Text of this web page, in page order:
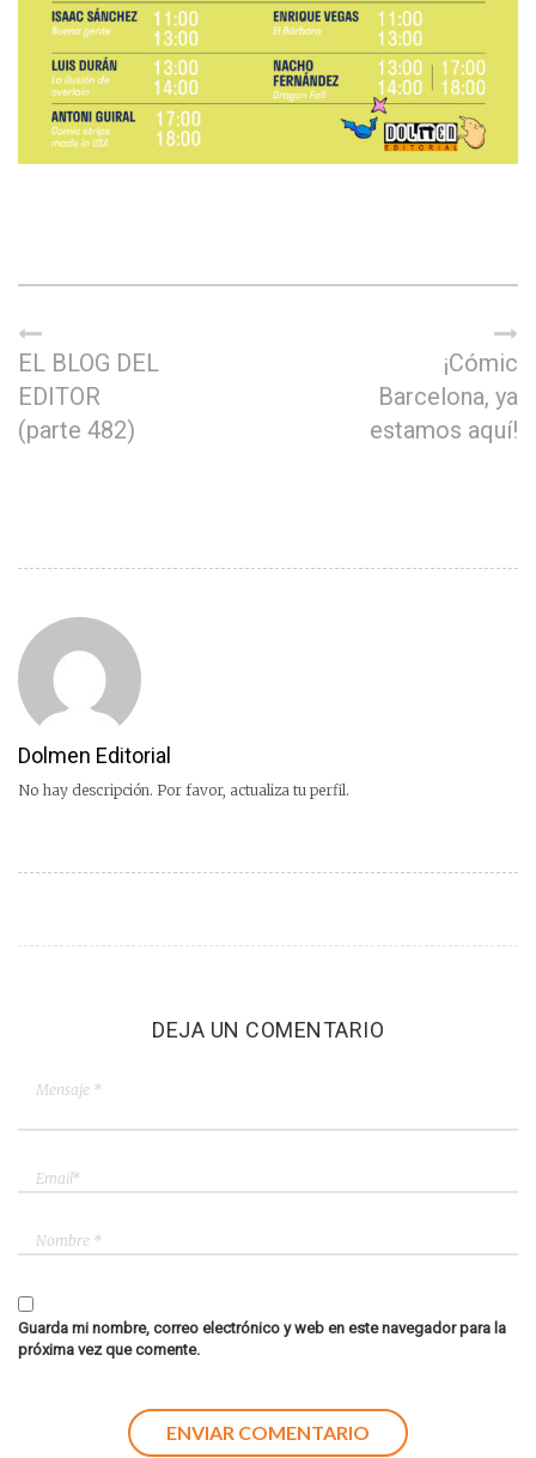
EL BLOG DEL
EDITOR
(parte 482)
¡Cómic
Barcelona, ya
estamos aquí!
Dolmen Editorial
No hay descripción. Por favor, actualiza tu perfil.
DEJA UN COMENTARIO
Guarda mi nombre, correo electrónico y web en este navegador para la
próxima vez que comente.